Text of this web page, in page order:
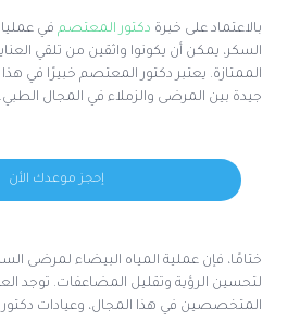
بالاعتماد على خبرة دكتور المعتصم في
السكر، يمكن أن يكونوا واثقين من تلقي
الممتازة. يعتبر دكتور المعتصم خبيرًا في
جيدة بين المرضى والزملاء في المجال الطبي.
إحجز موعدك الأن
ختامًا، فإن عملية المياه البيضاء لمرضى
لتحسين الرؤية وتقليل المضاعفات. توجد
المتخصصين في هذا المجال، وعيادات